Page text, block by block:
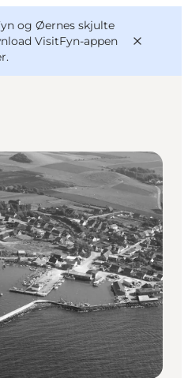
og Øernes skjulte
VisitFyn-appen